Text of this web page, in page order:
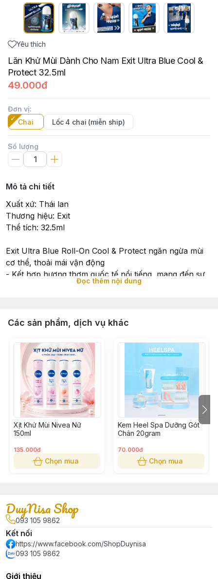
Yêu thích
Lăn Khử Mùi Dành Cho Nam Exit Ultra Blue Cool &
Protect 32.5ml
49.000đ
Đơn vị:
Chai
Lốc 4 chai (miễn ship)
Số lượng
Mô tả chi tiết
Xuất xứ: Thái lan
Thương hiệu: Exit
Thể tích: 32.5ml
Exit Ultra Blue Roll-On Cool & Protect ngăn ngừa mùi
cơ thể, thoải mái vận động
- Kết hợp hương thơm quốc tế nổi tiếng, mang đến sự
gần gũi hơn với 3 lớp bảo vệ.
- Giữ Hương thơm lâu phai và khô thoáng.
giúp ngăn ngừa mùi cơ thể suốt cả ngày.
- Tự tin, gần gũi hơn và thơm hơn.
- Công thức chứa Menthol mang lại cảm giác mát lạnh
thoải mái tối đa.
- Không gây vệt trắng sau khi sử dụng.
Đọc thêm nội dung
Các sản phẩm, dịch vụ khác
Xịt Khử Mùi Nivea Nữ
150ml
135.000đ
Chọn mua
Kem Heel Spa Dưỡng Gót
Chân 20gram
70.000đ
Chọn mua
DuyNisa Shop
093 105 9862
Kết nối
https://www.facebook.com/ShopDuynisa
093 105 9862
Giới thiệu